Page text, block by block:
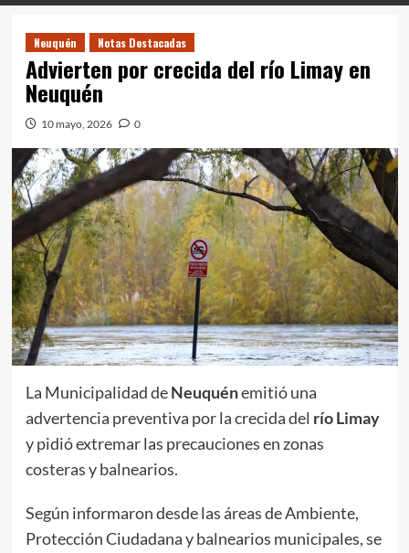
Neuquén Notas Destacadas
Advierten por crecida del río Limay en
Neuquén
10 mayo, 2026 0
La Municipalidad deNeuquénemitió una
advertencia preventiva por la crecida del río Limay
y pidió extremar las precauciones en zonas
costeras y balnearios.
Según informaron desde las áreas de Ambiente,
Protección Ciudadana y balnearios municipales, se